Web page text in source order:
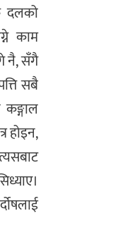
दलको
काम
नै, सँगै
सबै
कङ्गाल
होइन,